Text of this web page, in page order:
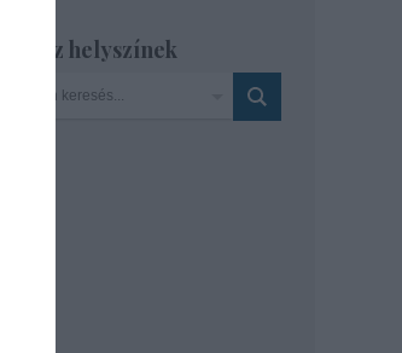
Szinház helyszínek